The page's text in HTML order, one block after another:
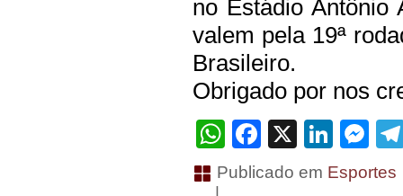
no Estádio Antônio
valem pela 19ª
Brasileiro.
Obrigado por nos
WhatsApp
Facebook
X
Publicado em Esportes